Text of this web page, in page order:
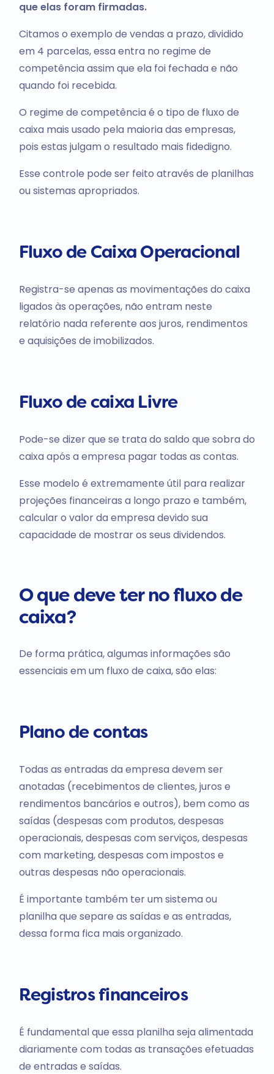
que elas foram firmadas.
Citamos o exemplo de vendas a prazo, dividido
em 4 parcelas, essa entra no regime de
competência assim que ela foi fechada e não
quando foi recebida.
O regime de competência é o tipo de fluxo de
caixa mais usado pela maioria das empresas,
pois estas julgam o resultado mais fidedigno.
Esse controle pode ser feito através de planilhas
ou sistemas apropriados.
Fluxo de Caixa Operacional
Registra-se apenas as movimentações do caixa
ligados às operações, não entram neste
relatório nada referente aos juros, rendimentos
e aquisições de imobilizados.
Fluxo de caixa Livre
Pode-se dizer que se trata do saldo que sobra do
caixa após a empresa pagar todas as contas.
Esse modelo é extremamente útil para realizar
projeções financeiras a longo prazo e também,
calcular o valor da empresa devido sua
capacidade de mostrar os seus dividendos.
O que deve ter no fluxo de
caixa?
De forma prática, algumas informações são
essenciais em um fluxo de caixa, são elas:
Plano de contas
Todas as entradas da empresa devem ser
anotadas (recebimentos de clientes, juros e
rendimentos bancários e outros), bem como as
saídas (despesas com produtos, despesas
operacionais, despesas com serviços, despesas
com marketing, despesas com impostos e
outras despesas não operacionais.
É importante também ter um sistema ou
planilha que separe as saídas e as entradas,
dessa forma fica mais organizado.
Registros financeiros
É fundamental que essa planilha seja alimentada
diariamente com todas as transações efetuadas
de entradas e saídas.